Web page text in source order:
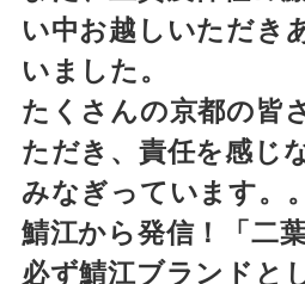
い中お越しいただき
いました。
たくさんの京都の皆
ただき、責任を感じ
みなぎっています。
鯖江から発信！「二
必ず鯖江ブランドと